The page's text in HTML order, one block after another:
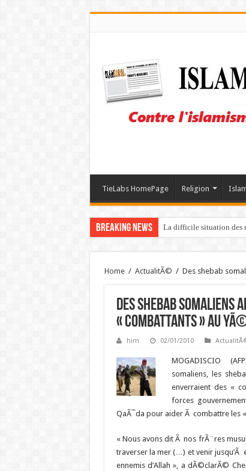
TieLabs HomePage Religion
Breaking News La difficile situation des
Home / ActualitÃ© / Des shebab
Des shebab
« combattants » au
him 02/01/2010
MOGADISCIO
somaliens, les
enverraient des «
forces
QaÃ¯da pour aider Ã combattre les «
« Nous avons dit Ã nos frÃ¨res
traverser la mer (…) et venir
ennemis d’Allah », a dÃ©clarÃ©